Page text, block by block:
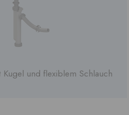
und flexiblem Schlauch